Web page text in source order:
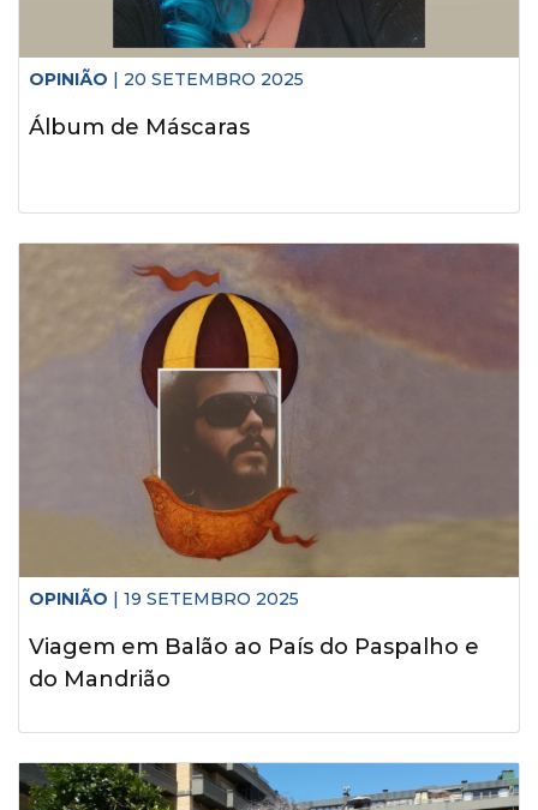
OPINIÃO | 20 SETEMBRO 2025
Álbum de Máscaras
OPINIÃO | 19 SETEMBRO 2025
Viagem em Balão ao País do Paspalho e
do Mandrião